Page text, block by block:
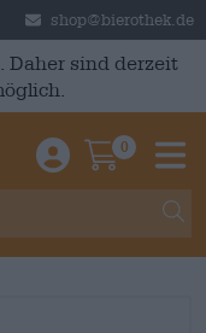
shop@bierothek.de
Daher sind derzeit
Einloggen /
0